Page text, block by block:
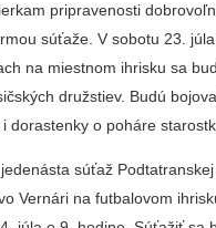
pripravenosti
súťaže. V sobotu 23.
na miestnom ihrisku sa
družstiev. Budú
dorastenky o poháre
súťaž
Vernári na futbalovom